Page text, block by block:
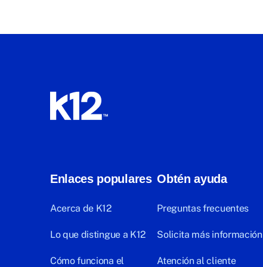
Enlaces populares
Acerca de K12
Lo que distingue a K12
Cómo funciona el
Obtén ayuda
Preguntas frecuentes
Solicita más información
Atención al cliente